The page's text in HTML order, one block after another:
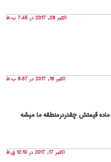
اکتبر 28, 2017 در 7:45 ب.ظ
اکتبر 16, 2017 در 6:37 ب.ظ
قیمتش چقدردرمنطقه ما میشه
اکتبر 17, 2017 در 12:10 ق.ظ